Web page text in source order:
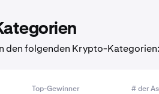
den folgenden Krypto-Kategorien:
Top-Gewinner # der